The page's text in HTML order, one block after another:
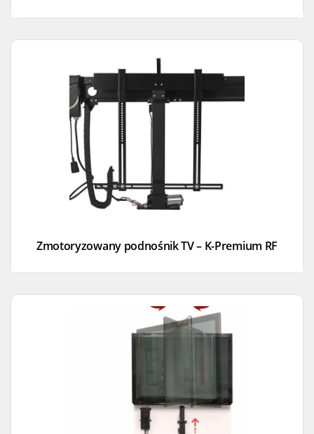
Zmotoryzowany podnośnik TV – K-Premium RF